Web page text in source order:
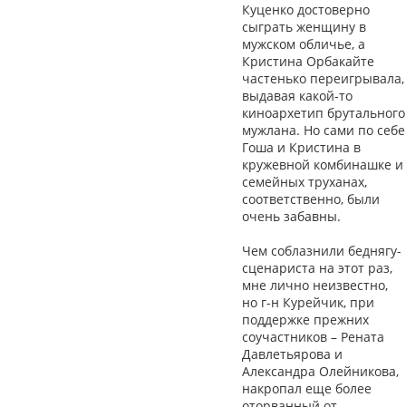
Куценко достоверно
сыграть женщину в
мужском обличье, а
Кристина Орбакайте
частенько переигрывала,
выдавая какой-то
киноархетип брутального
мужлана. Но сами по себе
Гоша и Кристина в
кружевной комбинашке и
семейных труханах,
соответственно, были
очень забавны.
Чем соблазнили беднягу-
сценариста на этот раз,
мне лично неизвестно,
но г-н Курейчик, при
поддержке прежних
соучастников – Рената
Давлетьярова и
Александра Олейникова,
накропал еще более